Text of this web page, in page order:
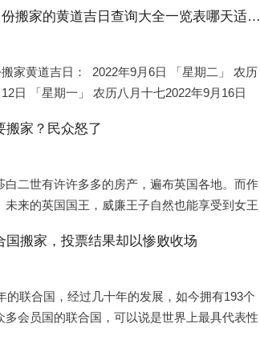
桃城区2022年9月份搬家的黄道吉日查询大全一览表哪天适合搬家好日子
家黄道吉日： 2022年9月6日 「星期二」 农历
日 「星期一」 农历八月十七2022年9月16日
搬家？民众怒了
白二世有许许多多的房产，遍布英国各地。而作
未来的英国国王，威廉王子自然也能享受到女王
宫，一处
国搬家，投票结果却以惨败收场
的联合国，经过几十年的发展，如今拥有193个
多会员国的联合国，可以说是世界上最具代表性